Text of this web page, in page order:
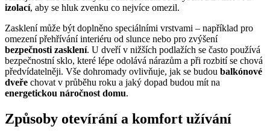
izolací, aby se hluk zvenku co nejvíce omezil.
Zasklení může být doplněno speciálními vrstvami – například pro
omezení přehřívání interiéru od slunce nebo pro zvýšení
bezpečnosti zasklení. U dveří v nižších podlažích se často používá
bezpečnostní sklo, které lépe odolává nárazům a při rozbití se chová
předvídatelněji. Vše dohromady ovlivňuje, jak se budou balkónové
dveře chovat v průběhu roku a jaký dopad budou mít na
energetickou náročnost domu.
Způsoby otevírání a komfort užívání